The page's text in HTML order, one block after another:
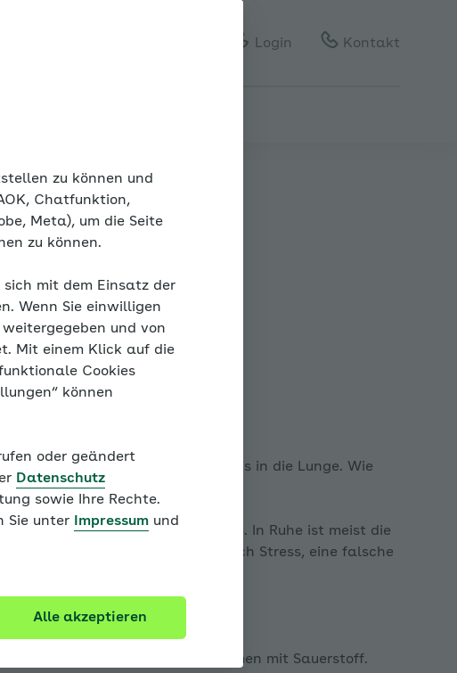
Gebärdensprache
Leichte Sprache
Login Kontakt
Rachen weiter in die Luftröhre bis in die Lunge. Wie
Sie gerne aktiv beeinflussen.
Brustraum und der Bauchraum. In Ruhe ist meist die
Verstärkt wird diese Tendenz durch Stress, eine falsche
Sie das gesamte Lungenvolumen mit Sauerstoff.
zu können und
Chatfunktion,
Meta), um die Seite
zu können.
mit dem Einsatz der
Wenn Sie einwilligen
und von
Mit einem Klick auf die
Cookies
können
oder geändert
Datenschutz
sowie Ihre Rechte.
Sie unter
Impressum und
Alle akzeptieren